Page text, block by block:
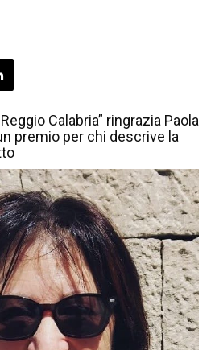
Calabria” ringrazia Paola
premio per chi descrive la